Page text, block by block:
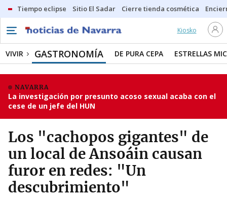
Tiempo eclipse Sitio El Sadar Cierre tienda cosmética
Kiosko
VIVIR GASTRONOMÍA DE PURA CEPA ESTRELLAS
NAVARRA
La investigación por presunto acoso sexual acaba con el
cese de un jefe del HUN
Los "cachopos gigantes" de
un local de Ansoáin causan
furor en redes: "Un
descubrimiento"